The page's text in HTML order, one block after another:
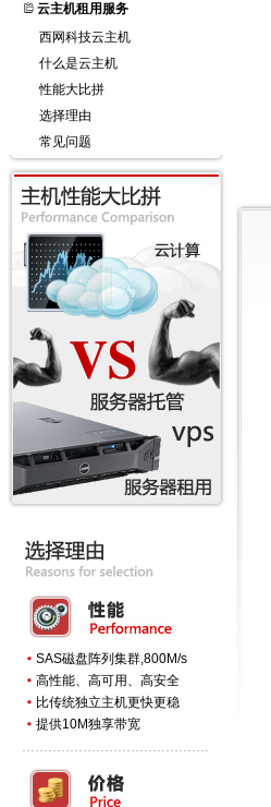
云主机租用服务
西网科技云主机
什么是云主机
性能大比拼
选择理由
常见问题
SAS磁盘阵列集群,800M/s
高性能、高可用、高安全
比传统独立主机更快更稳
提供10M独享带宽